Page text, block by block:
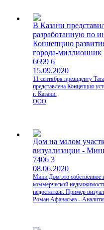
В Казани
разработанную по
Концепцию
города-миллионник
6699 6
15.09.2020
11 сентября президенту
представлена Концепция
г. Казани.
ООО
Дом на малом
визуализации -
7406 3
08.06.2020
Мини Дом это собственное
коммерческой
недостатков. Пример
Роман Афанасьев -